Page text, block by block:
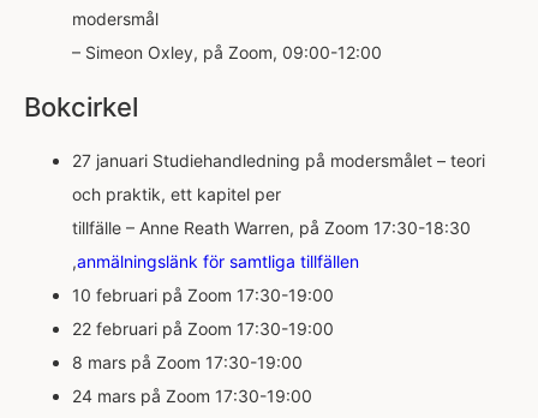
modersmål
– Simeon Oxley, på Zoom, 09:00-12:00
Bokcirkel
27 januari Studiehandledning på modersmålet – teori
och praktik, ett kapitel per
tillfälle – Anne Reath Warren, på Zoom 17:30-18:30
,anmälningslänk för samtliga tillfällen
10 februari på Zoom 17:30-19:00
22 februari på Zoom 17:30-19:00
8 mars på Zoom 17:30-19:00
24 mars på Zoom 17:30-19:00